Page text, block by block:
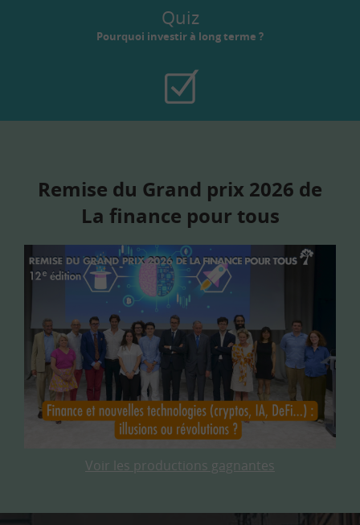
Quiz
Pourquoi investir à long terme ?
Remise du Grand prix 2026 de
La finance pour tous
Voir les productions gagnantes